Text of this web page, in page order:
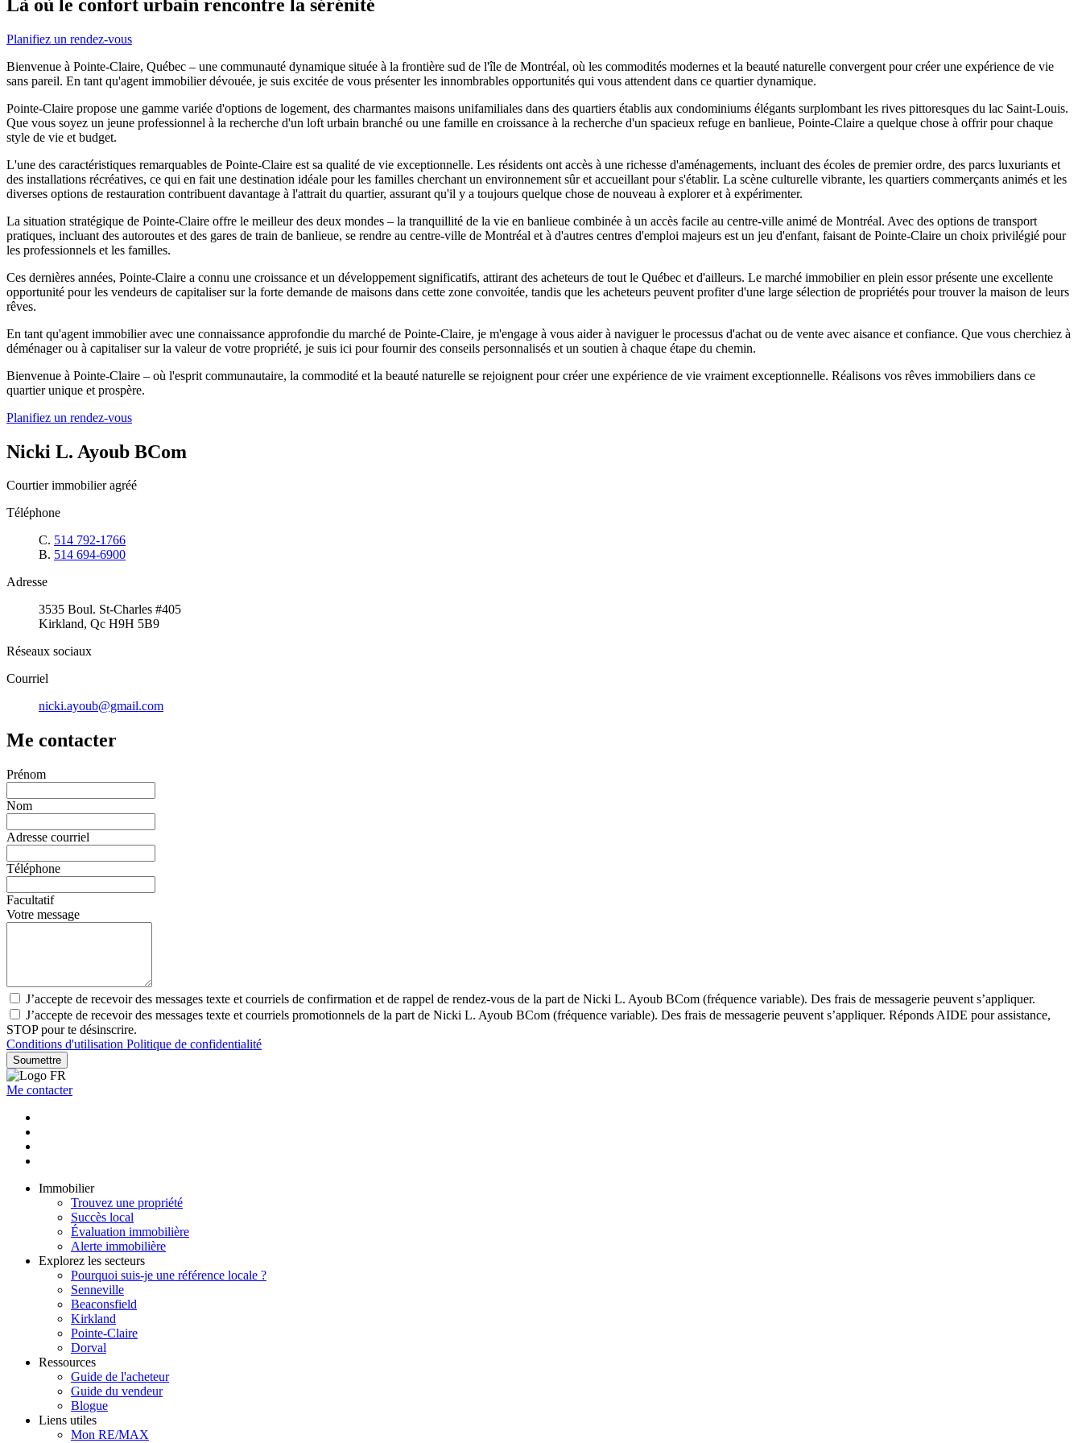
Là où le confort urbain rencontre la sérénité
Planifiez un rendez-vous
Bienvenue à Pointe-Claire, Québec – une communauté dynamique située à la frontière sud de l'île de Montréal, où les commodités modernes et la beauté naturelle convergent pour créer une expérience de vie
sans pareil. En tant qu'agent immobilier dévouée, je suis excitée de vous présenter les innombrables opportunités qui vous attendent dans ce quartier dynamique.
Pointe-Claire propose une gamme variée d'options de logement, des charmantes maisons unifamiliales dans des quartiers établis aux condominiums élégants surplombant les rives pittoresques du lac Saint-Louis.
Que vous soyez un jeune professionnel à la recherche d'un loft urbain branché ou une famille en croissance à la recherche d'un spacieux refuge en banlieue, Pointe-Claire a quelque chose à offrir pour chaque
style de vie et budget.
L'une des caractéristiques remarquables de Pointe-Claire est sa qualité de vie exceptionnelle. Les résidents ont accès à une richesse d'aménagements, incluant des écoles de premier ordre, des parcs luxuriants et
des installations récréatives, ce qui en fait une destination idéale pour les familles cherchant un environnement sûr et accueillant pour s'établir. La scène culturelle vibrante, les quartiers commerçants animés et les
diverses options de restauration contribuent davantage à l'attrait du quartier, assurant qu'il y a toujours quelque chose de nouveau à explorer et à expérimenter.
La situation stratégique de Pointe-Claire offre le meilleur des deux mondes – la tranquillité de la vie en banlieue combinée à un accès facile au centre-ville animé de Montréal. Avec des options de transport
pratiques, incluant des autoroutes et des gares de train de banlieue, se rendre au centre-ville de Montréal et à d'autres centres d'emploi majeurs est un jeu d'enfant, faisant de Pointe-Claire un choix privilégié pour
les professionnels et les familles.
Ces dernières années, Pointe-Claire a connu une croissance et un développement significatifs, attirant des acheteurs de tout le Québec et d'ailleurs. Le marché immobilier en plein essor présente une excellente
opportunité pour les vendeurs de capitaliser sur la forte demande de maisons dans cette zone convoitée, tandis que les acheteurs peuvent profiter d'une large sélection de propriétés pour trouver la maison de leurs
rêves.
En tant qu'agent immobilier avec une connaissance approfondie du marché de Pointe-Claire, je m'engage à vous aider à naviguer le processus d'achat ou de vente avec aisance et confiance. Que vous cherchiez à
déménager ou à capitaliser sur la valeur de votre propriété, je suis ici pour fournir des conseils personnalisés et un soutien à chaque étape du chemin.
Bienvenue à Pointe-Claire – où l'esprit communautaire, la commodité et la beauté naturelle se rejoignent pour créer une expérience de vie vraiment exceptionnelle. Réalisons vos rêves immobiliers dans ce
quartier unique et prospère.
Planifiez un rendez-vous
Nicki L. Ayoub BCom
Courtier immobilier agréé
Téléphone
C. 514 792-1766
B. 514 694-6900
Adresse
3535 Boul. St-Charles #405
Kirkland, Qc H9H 5B9
Réseaux sociaux
Courriel
nicki.ayoub@gmail.com
Me contacter
Prénom
Nom
Adresse courriel
Téléphone
Facultatif
Votre message
J’accepte de recevoir des messages texte et courriels de confirmation et de rappel de rendez-vous de la part de Nicki L. Ayoub BCom (fréquence variable). Des frais de messagerie peuvent s’appliquer.
J’accepte de recevoir des messages texte et courriels promotionnels de la part de Nicki L. Ayoub BCom (fréquence variable). Des frais de messagerie peuvent s’appliquer. Réponds AIDE pour assistance,
STOP pour te désinscrire.
Conditions d'utilisation Politique de confidentialité
Soumettre
Me contacter
Immobilier
Trouvez une propriété
Succès local
Évaluation immobilière
Alerte immobilière
Explorez les secteurs
Pourquoi suis-je une référence locale ?
Senneville
Beaconsfield
Kirkland
Pointe-Claire
Dorval
Ressources
Guide de l'acheteur
Guide du vendeur
Blogue
Liens utiles
Mon RE/MAX